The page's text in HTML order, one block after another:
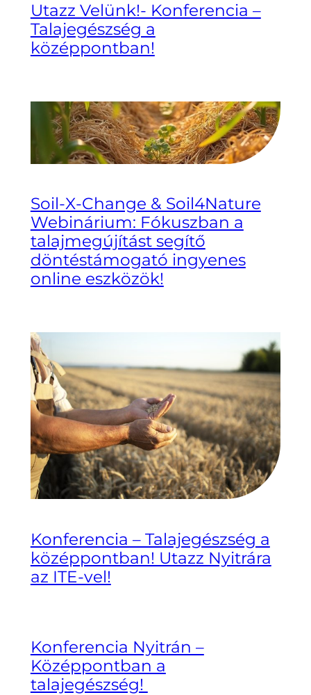
Utazz Velünk!- Konferencia –
Talajegészség a
középpontban!
Soil-X-Change & Soil4Nature
Webinárium: Fókuszban a
talajmegújítást segítő
döntéstámogató ingyenes
online eszközök!
Konferencia – Talajegészség a
középpontban! Utazz Nyitrára
az ITE-vel!
Konferencia Nyitrán –
Középpontban a
talajegészség!